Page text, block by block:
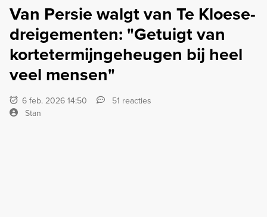
Van Persie walgt van Te Kloese-
dreigementen: "Getuigt van
kortetermijngeheugen bij heel
veel mensen"
6 feb. 2026 14:50
51 reacties
Stan